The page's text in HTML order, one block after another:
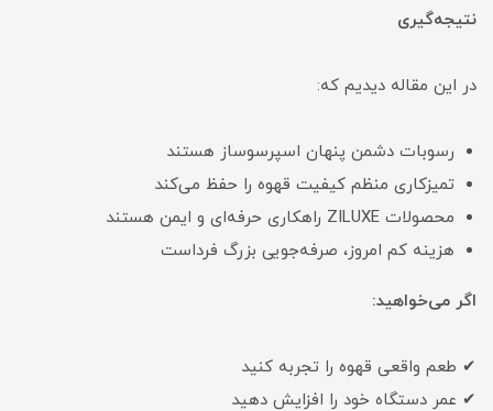
نتیجه‌گیری
در این مقاله دیدیم که:
رسوبات دشمن پنهان اسپرسوساز هستند
تمیزکاری منظم کیفیت قهوه را حفظ می‌کند
محصولات ZILUXE راهکاری حرفه‌ای و ایمن هستند
هزینه کم امروز، صرفه‌جویی بزرگ فرداست
اگر می‌خواهید:
✔ طعم واقعی قهوه را تجربه کنید
✔ عمر دستگاه خود را افزایش دهید